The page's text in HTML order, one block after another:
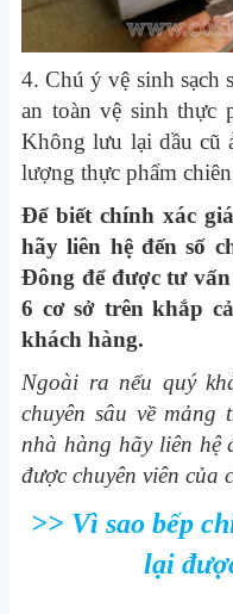
4. Chú ý vệ sinh sạch
an toàn vệ sinh thực
Không lưu lại dầu cũ
lượng thực phẩm
Để biết chính xác
hãy liên hệ đến số
Đông để được tư
6 cơ sở trên khắp
khách hàng.
Ngoài ra nếu quý
chuyên sâu về mảng
nhà hàng hãy liên hệ
được chuyên viên của
>> Vì sao bếp
lại